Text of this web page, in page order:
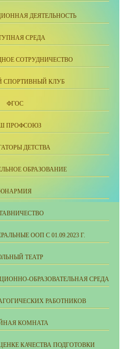
ДЕЯТЕЛЬНОСТЬ
СРЕДА
СОТРУДНИЧЕСТВО
СПОРТИВНЫЙ КЛУБ
ФГОС
ПРОФСОЮЗ
ДЕТСТВА
ОБРАЗОВАНИЕ
ООП С 01.09.2023 Г.
ТЕАТР
ОБРАЗОВАТЕЛЬНАЯ СРЕДА
РАБОТНИКОВ
КОМНАТА
КАЧЕСТВА ПОДГОТОВКИ